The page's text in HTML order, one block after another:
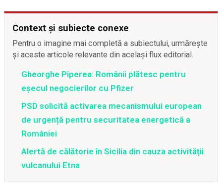
Context și subiecte conexe
Pentru o imagine mai completă a subiectului, urmărește
și aceste articole relevante din același flux editorial.
Gheorghe Piperea: Românii plătesc pentru
eșecul negocierilor cu Pfizer
PSD solicită activarea mecanismului european
de urgență pentru securitatea energetică a
României
Alertă de călătorie în Sicilia din cauza activității
vulcanului Etna